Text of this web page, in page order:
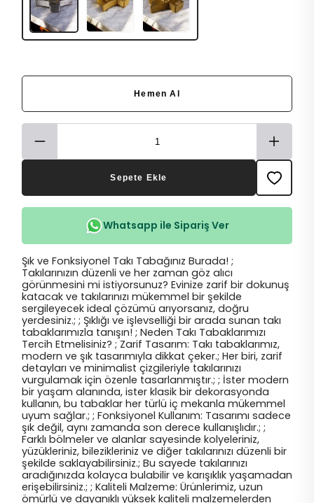
Hemen Al
Sepete Ekle
Whatsapp ile Sipariş Ver
Şık ve Fonksiyonel Takı Tabağınız Burada! ;
Takılarınızın düzenli ve her zaman göz alıcı
görünmesini mi istiyorsunuz? Evinize zarif bir dokunuş
katacak ve takılarınızı mükemmel bir şekilde
sergileyecek ideal çözümü arıyorsanız, doğru
yerdesiniz.; ; Şıklığı ve işlevselliği bir arada sunan takı
tabaklarımızla tanışın! ; Neden Takı Tabaklarımızı
Tercih Etmelisiniz? ; Zarif Tasarım: Takı tabaklarımız,
modern ve şık tasarımıyla dikkat çeker.; Her biri, zarif
detayları ve minimalist çizgileriyle takılarınızı
vurgulamak için özenle tasarlanmıştır.; ; İster modern
bir yaşam alanında, ister klasik bir dekorasyonda
kullanın, bu tabaklar her türlü iç mekanla mükemmel
uyum sağlar.; ; Fonksiyonel Kullanım: Tasarımı sadece
şık değil, aynı zamanda son derece kullanışlıdır.; ;
Farklı bölmeler ve alanlar sayesinde kolyeleriniz,
yüzükleriniz, bilezikleriniz ve diğer takılarınızı düzenli bir
şekilde saklayabilirsiniz.; Bu sayede takılarınızı
aradığınızda kolayca bulabilir ve karışıklık yaşamadan
erişebilirsiniz.; ; Kaliteli Malzeme: Ürünlerimiz, uzun
ömürlü ve dayanıklı yüksek kaliteli malzemelerden